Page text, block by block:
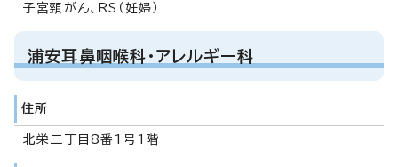
子宮頸がん、RS（妊婦）
浦安耳鼻咽喉科・アレルギー科
住所
北栄三丁目8番1号1階